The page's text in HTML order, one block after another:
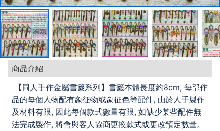
商品介紹
【同人手作金屬書籤系列】書籤本體長度約8cm, 每部作
品的每個人物配有象征物或象征色等配件, 由於人手製作
及材料有限, 因此每個款式數量有限, 如缺少某些配件無
法完成製作, 將會與客人協商更換款式或更改預定數量。